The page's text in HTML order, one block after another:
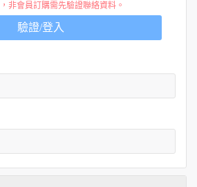
非會員訂購需先驗證聯絡資料。
驗證/登入